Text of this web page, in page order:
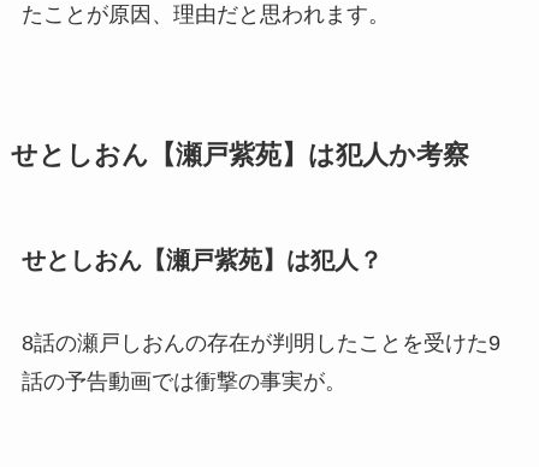
たことが原因、理由だと思われます。
せとしおん【瀬戸紫苑】は犯人か考察
せとしおん【瀬戸紫苑】は犯人？
8話の瀬戸しおんの存在が判明したことを受けた9
話の予告動画では衝撃の事実が。